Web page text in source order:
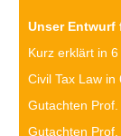
Unser Entwurf
Kurz erklärt in
Civil Tax Law in
Gutachten Prof.
Gutachten Prof.